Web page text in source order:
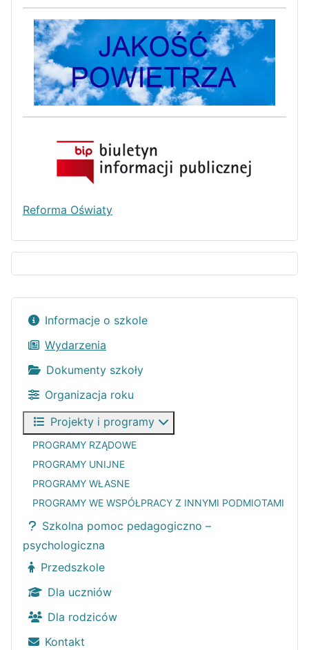
Informacje o szkole
Wydarzenia
Dokumenty szkoły
Organizacja roku
Projekty i programy
PROGRAMY RZĄDOWE
PROGRAMY UNIJNE
PROGRAMY WŁASNE
PROGRAMY WE WSPÓŁPRACY Z INNYMI PODMIOTAMI
Szkolna pomoc pedagogiczno –
psychologiczna
Przedszkole
Dla uczniów
Dla rodziców
Kontakt
Reforma Oświaty